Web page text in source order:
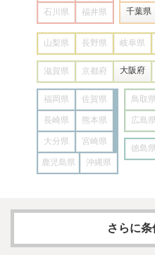
千葉県
石川県 福井県
山梨県 長野県 岐阜県
滋賀県 京都府 大阪府
鳥取県
広島県
徳島県
福岡県 佐賀県
長崎県 熊本県
大分県 宮崎県
鹿児島県 沖縄県
さらに